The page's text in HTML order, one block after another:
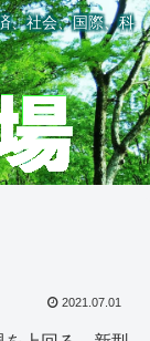
、社会、国際、科
2021.07.01